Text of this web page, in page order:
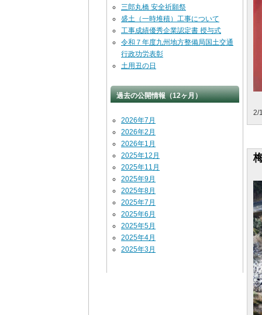
三郎丸橋 安全祈願祭
盛土（一時堆積）工事について
工事成績優秀企業認定書 授与式
令和７年度九州地方整備局国土交通
行政功労表彰
土用丑の日
過去の公開情報（12ヶ月）
2026年7月
2026年2月
2026年1月
2025年12月
2025年11月
2025年9月
2025年8月
2025年7月
2025年6月
2025年5月
2025年4月
2025年3月
2/